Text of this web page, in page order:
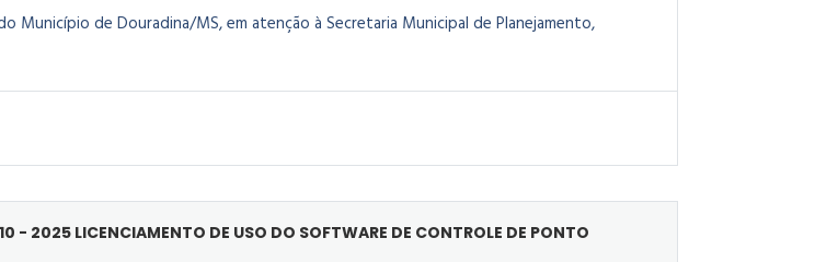
Município de Douradina/MS, em atenção à Secretaria Municipal de Planejamento,
- 2025 LICENCIAMENTO DE USO DO SOFTWARE DE CONTROLE DE PONTO